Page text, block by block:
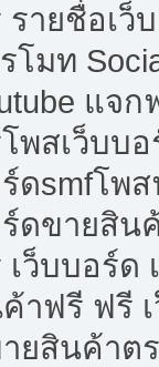
รายชื่อเว็
โมท
แจก
พสเว็บบอ
ดsmfโพ
ดขายสิน
เว็บบอร์ด
าฟรี ฟรี
ยสินค้าต